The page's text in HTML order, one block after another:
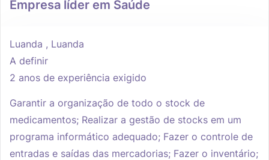
Empresa líder em Saúde
Luanda , Luanda
A definir
2 anos de experiência exigido
Garantir a organização de todo o stock de
medicamentos; Realizar a gestão de stocks em um
programa informático adequado; Fazer o controle de
entradas e saídas das mercadorias; Fazer o inventário;